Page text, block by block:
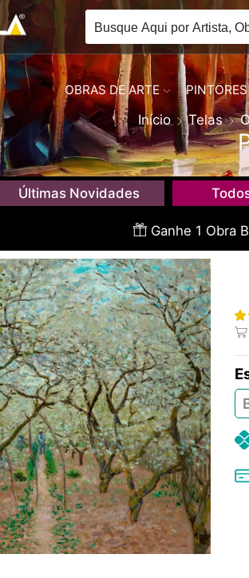
OBRAS DE ARTE PINTORES
Início Telas
Últimas Novidades
Ganhe 1 Obra